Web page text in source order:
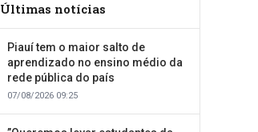
Últimas notícias
Piauí tem o maior salto de
aprendizado no ensino médio da
rede pública do país
07/08/2026 09:25